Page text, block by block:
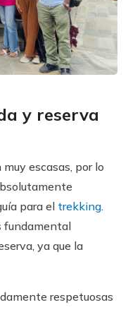
y reserva
escasas, por lo
para el trekking.
fundamental
ya que la
respetuosas